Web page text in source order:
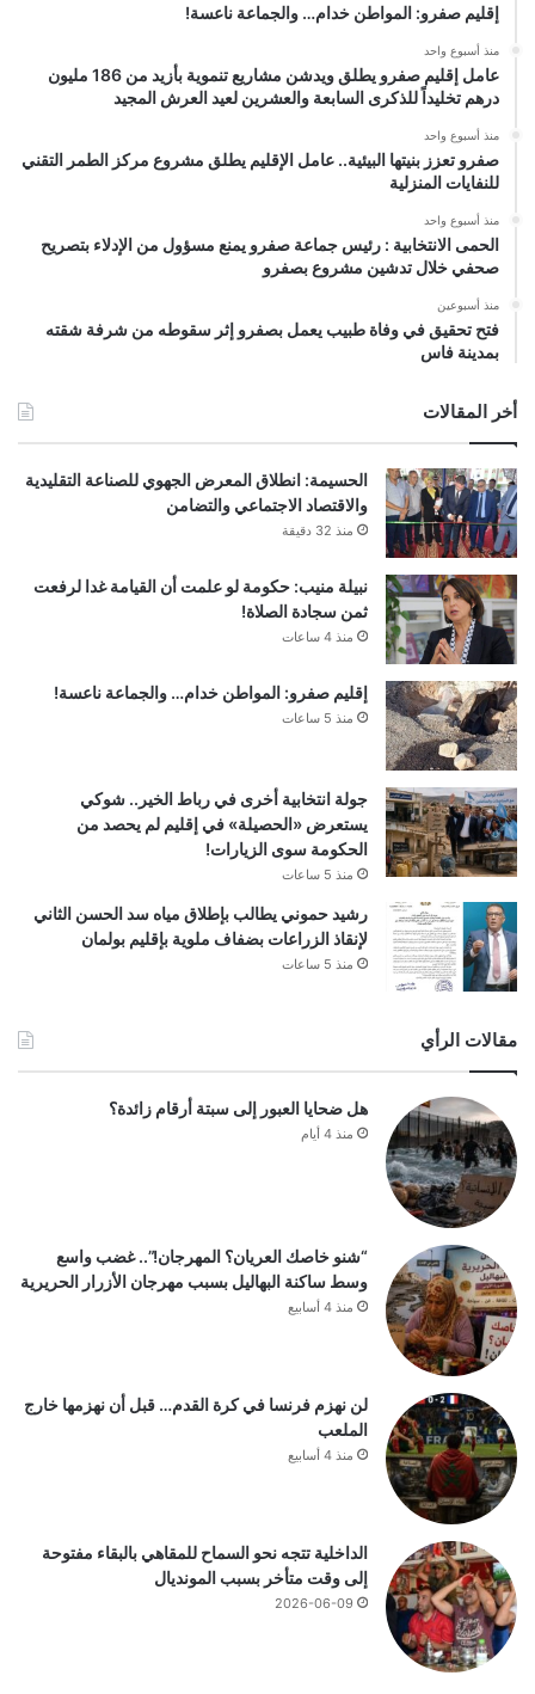
إقليم صفرو: المواطن خدام… والجماعة ناعسة!
منذ أسبوع واحد
عامل إقليم صفرو يطلق ويدشن مشاريع تنموية بأزيد من 186 مليون
درهم تخليداً للذكرى السابعة والعشرين لعيد العرش المجيد
منذ أسبوع واحد
صفرو تعزز بنيتها البيئية.. عامل الإقليم يطلق مشروع مركز الطمر التقني
للنفايات المنزلية
منذ أسبوع واحد
الحمى الانتخابية : رئيس جماعة صفرو يمنع مسؤول من الإدلاء بتصريح
صحفي خلال تدشين مشروع بصفرو
منذ أسبوعين
فتح تحقيق في وفاة طبيب يعمل بصفرو إثر سقوطه من شرفة شقته
بمدينة فاس
أخر المقالات
الحسيمة: انطلاق المعرض الجهوي للصناعة التقليدية
والاقتصاد الاجتماعي والتضامن
منذ 32 دقيقة
نبيلة منيب: حكومة لو علمت أن القيامة غدا لرفعت
ثمن سجادة الصلاة!
منذ 4 ساعات
إقليم صفرو: المواطن خدام… والجماعة ناعسة!
منذ 5 ساعات
جولة انتخابية أخرى في رباط الخير.. شوكي
يستعرض «الحصيلة» في إقليم لم يحصد من
الحكومة سوى الزيارات!
منذ 5 ساعات
رشيد حموني يطالب بإطلاق مياه سد الحسن الثاني
لإنقاذ الزراعات بضفاف ملوية بإقليم بولمان
منذ 5 ساعات
مقالات الرأي
هل ضحايا العبور إلى سبتة أرقام زائدة؟
منذ 4 أيام
“شنو خاصك العريان؟ المهرجان!”.. غضب واسع
وسط ساكنة البهاليل بسبب مهرجان الأزرار الحريرية
منذ 4 أسابيع
لن نهزم فرنسا في كرة القدم… قبل أن نهزمها خارج
الملعب
منذ 4 أسابيع
الداخلية تتجه نحو السماح للمقاهي بالبقاء مفتوحة
إلى وقت متأخر بسبب المونديال
2026-06-09